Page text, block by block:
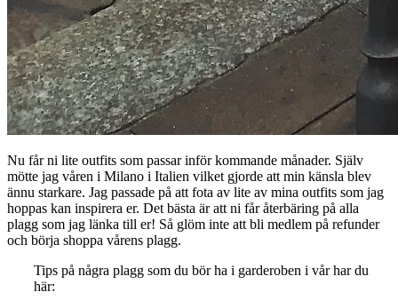
Nu får ni lite outfits som passar inför kommande månader. Själv
mötte jag våren i Milano i Italien vilket gjorde att min känsla blev
ännu starkare. Jag passade på att fota av lite av mina outfits som jag
hoppas kan inspirera er. Det bästa är att ni får återbäring på alla
plagg som jag länka till er! Så glöm inte att bli medlem på refunder
och börja shoppa vårens plagg.
Tips på några plagg som du bör ha i garderoben i vår har du
här: